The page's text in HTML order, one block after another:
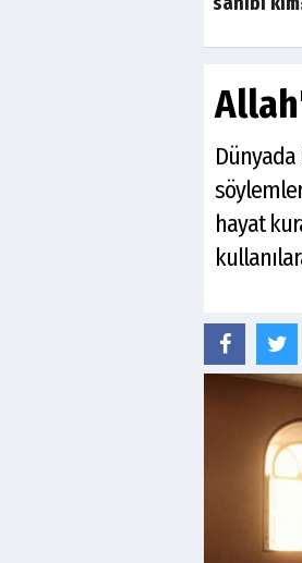
Dünyada
hayat